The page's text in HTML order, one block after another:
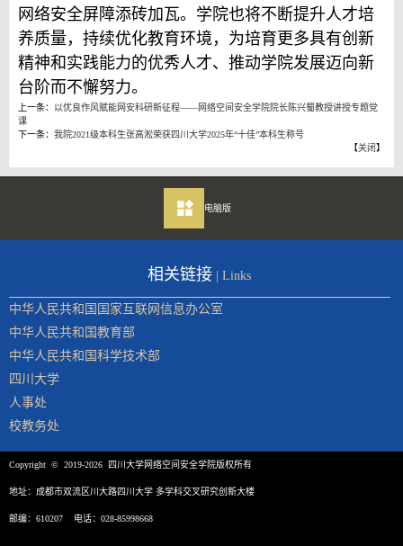
网络安全屏障添砖加瓦。学院也将不断提升人才培
养质量，持续优化教育环境，为培育更多具有创新
精神和实践能力的优秀人才、推动学院发展迈向新
台阶而不懈努力。
上一条： 以优良作风赋能网安科研新征程——网络空间安全学院院长陈兴蜀教授讲授专题党
课
下一条： 我院2021级本科生张高淞荣获四川大学2025年“十佳”本科生称号 ​
【关闭 】
电脑版
相关链接 | Links
中华人民共和国国家互联网信息办公室
中华人民共和国教育部
中华人民共和国科学技术部
四川大学
人事处
校教务处
Copyright © 2019-2026 四川大学网络空间安全学院版权所有
地址：成都市双流区川大路四川大学 多学科交叉研究创新大楼
邮编：610207 电话：028-85998668